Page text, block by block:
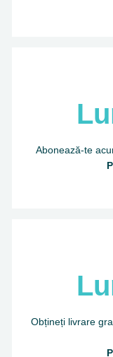
Abonează-te
Obțineți livrare